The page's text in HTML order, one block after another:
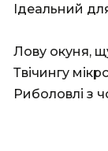
Ідеальний
Лову окуня,
Твічингу
Риболовлі з